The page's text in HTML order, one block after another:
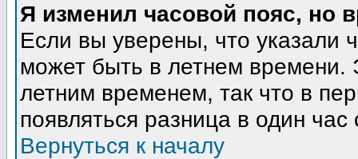
Я изменил часовой пояс, но
Если вы уверены, что указали
может быть в летнем времени.
летним временем, так что в
появляться разница в один
Вернуться к началу